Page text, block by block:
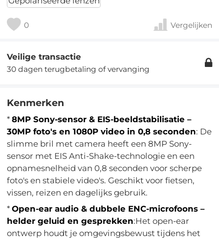
0 Vergelijken
Veilige transactie
30 dagen terugbetaling of vervanging
Kenmerken
*8MP Sony-sensor & EIS-beeldstabilisatie –
30MP foto's en 1080P video in 0,8 seconden: De
slimme bril met camera heeft een 8MP Sony-
sensor met EIS Anti-Shake-technologie en een
opnamesnelheid van 0,8 seconden voor scherpe
foto's en stabiele video's. Geschikt voor fietsen,
vissen, reizen en dagelijks gebruik.
*Open-ear audio & dubbele ENC-microfoons –
helder geluid en gesprekken:Het open-ear
ontwerp houdt je omgevingsbewust tijdens het